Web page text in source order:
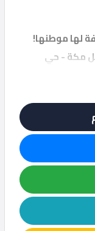
لها موطنها!
مكة - حي